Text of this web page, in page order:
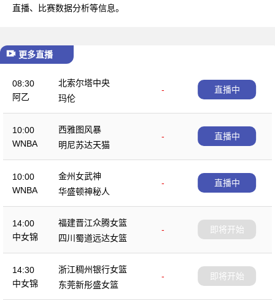
直播、比赛数据分析等信息。
更多直播
08:30
阿乙
北索尔塔中央
-
玛伦
直播中
10:00
WNBA
西雅图风暴
-
明尼苏达天猫
直播中
10:00
WNBA
金州女武神
-
华盛顿神秘人
直播中
14:00
中女锦
福建晋江众腾女篮
-
四川蜀道远达女篮
即将开始
14:30
中女锦
浙江稠州银行女篮
-
东莞新彤盛女篮
即将开始